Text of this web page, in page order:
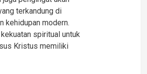
terkandung di
kehidupan modern.
spiritual untuk
Kristus memiliki